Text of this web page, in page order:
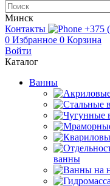
Минск
Контакты
+375
0 Избранное 0 Корзина
Войти
Каталог
Ванны
ванны